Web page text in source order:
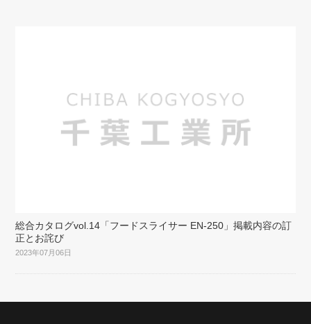
総合カタログvol.14「フードスライサー EN-250」掲載内容の訂
正とお詫び
2023年07月06日